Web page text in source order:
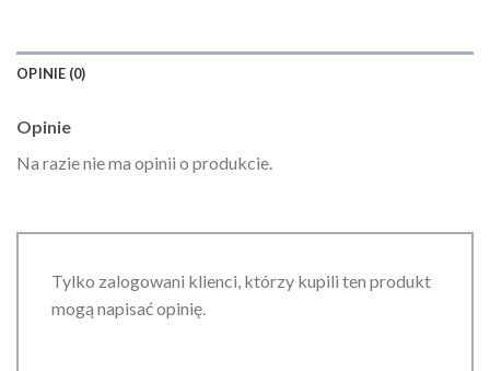
OPINIE (0)
Opinie
Na razie nie ma opinii o produkcie.
Tylko zalogowani klienci, którzy kupili ten produkt
mogą napisać opinię.